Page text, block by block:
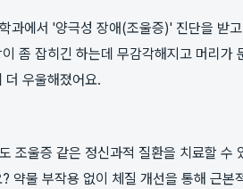
과에서 '양극성 장애(조울증)' 진단을 받
좀 잡히긴 하는데 무감각해지고 머리가
더 우울해졌어요.
조울증 같은 정신과적 질환을 치료할 수
약물 부작용 없이 체질 개선을 통해 근